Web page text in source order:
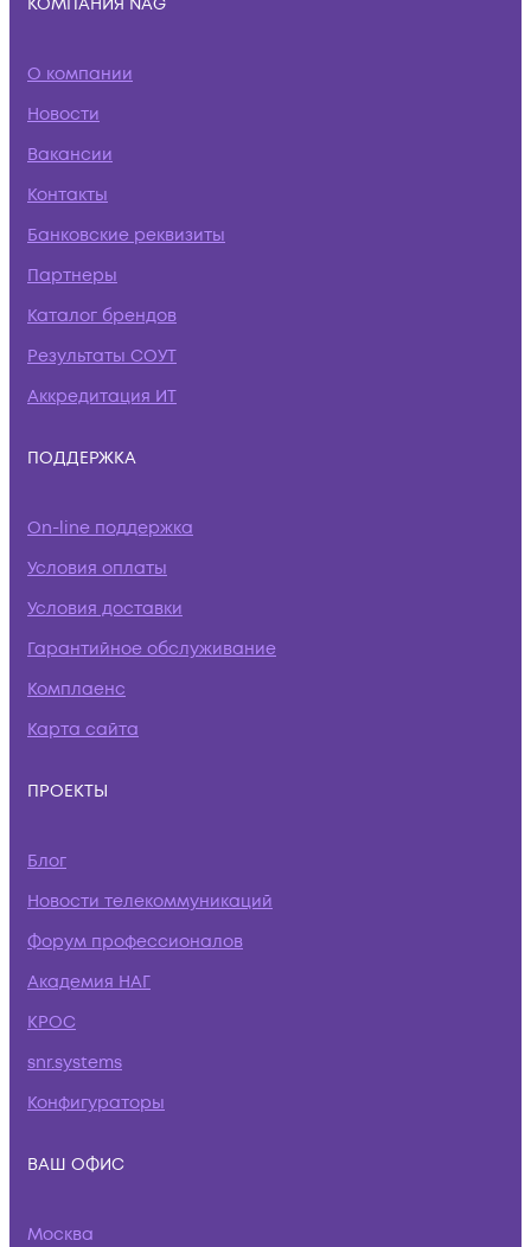
О компании
Новости
Вакансии
Контакты
Банковские реквизиты
Партнеры
Каталог брендов
Результаты СОУТ
Аккредитация ИТ
ПОДДЕРЖКА
On-line поддержка
Условия оплаты
Условия доставки
Гарантийное обслуживание
Комплаенс
Карта сайта
ПРОЕКТЫ
Блог
Новости телекоммуникаций
Форум профессионалов
Академия НАГ
КРОС
snr.systems
Конфигураторы
ВАШ ОФИС
Москва